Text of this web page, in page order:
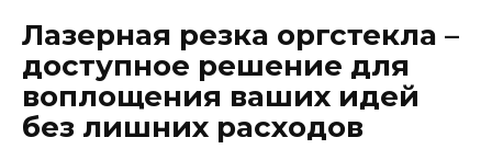
Лазерная резка оргстекла –
доступное решение для
воплощения ваших идей
без лишних расходов